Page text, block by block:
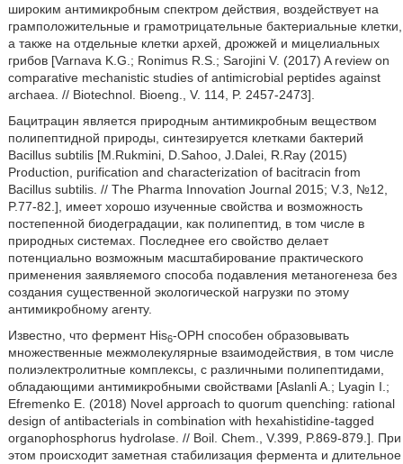
широким антимикробным спектром действия, воздействует на
грамположительные и грамотрицательные бактериальные клетки,
а также на отдельные клетки архей, дрожжей и мицелиальных
грибов [Varnava K.G.; Ronimus R.S.; Sarojini V. (2017) A review on
comparative mechanistic studies of antimicrobial peptides against
archaea. // Biotechnol. Bioeng., V. 114, P. 2457-2473].
Бацитрацин является природным антимикробным веществом
полипептидной природы, синтезируется клетками бактерий
Bacillus subtilis [M.Rukmini, D.Sahoo, J.Dalei, R.Ray (2015)
Production, purification and characterization of bacitracin from
Bacillus subtilis. // The Pharma Innovation Journal 2015; V.3, №12,
P.77-82.], имеет хорошо изученные свойства и возможность
постепенной биодеградации, как полипептид, в том числе в
природных системах. Последнее его свойство делает
потенциально возможным масштабирование практического
применения заявляемого способа подавления метаногенеза без
создания существенной экологической нагрузки по этому
антимикробному агенту.
Известно, что фермент His6-OPH способен образовывать
множественные межмолекулярные взаимодействия, в том числе
полиэлектролитные комплексы, с различными полипептидами,
обладающими антимикробными свойствами [Aslanli A.; Lyagin I.;
Efremenko E. (2018) Novel approach to quorum quenching: rational
design of antibacterials in combination with hexahistidine-tagged
organophosphorus hydrolase. // Boil. Chem., V.399, P.869-879.]. При
этом происходит заметная стабилизация фермента и длительное